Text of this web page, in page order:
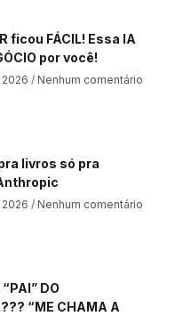
ficou FÁCIL! Essa IA
por você!
Nenhum comentário
livros só pra
Nenhum comentário
DO
“ME CHAMA A